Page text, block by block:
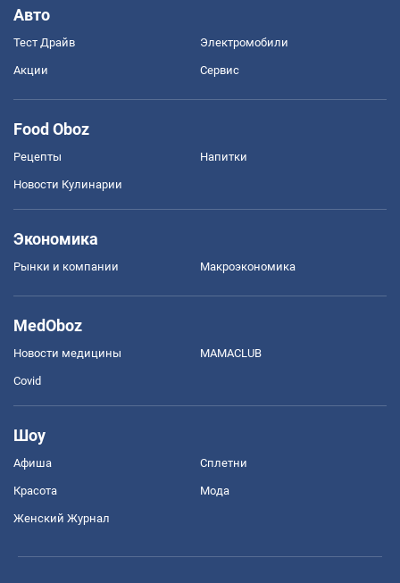
Авто
Тест Драйв Электромобили
Акции Сервис
Food Oboz
Рецепты Напитки
Новости Кулинарии
Экономика
Рынки и компании Mакроэкономика
MedOboz
Новости медицины MAMACLUB
Covid
Шоу
Афиша Сплетни
Красота Мода
Женский Журнал